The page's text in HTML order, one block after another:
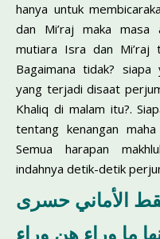
hanya untuk
dan Mi’raj maka masa
mutiara Isra dan Mi’raj
Bagaimana tidak?
yang terjadi disaat
Khaliq di malam itu?.
tentang kenangan
Semua harapan
indahnya detik-detik
الأماني حسرى
ما وراء هن وراء